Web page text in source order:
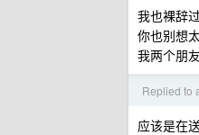
我也裸辞
你也别想
我两个朋
Replied to
应该是在